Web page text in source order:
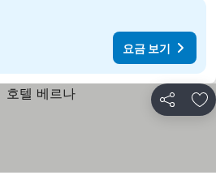
요금 보기
공유 즐